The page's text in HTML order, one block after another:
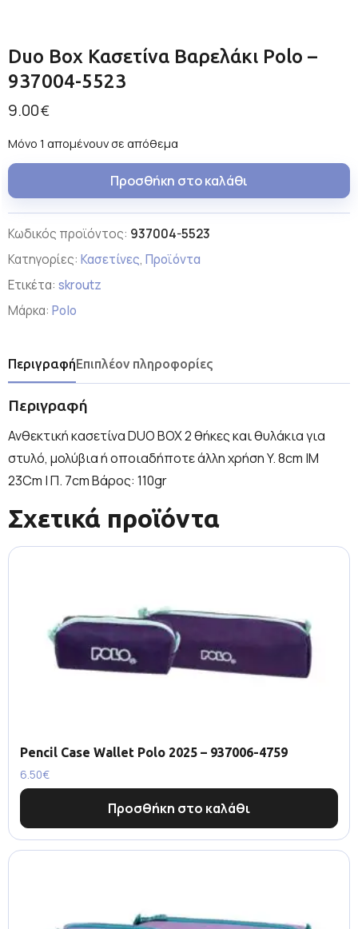
Duo Box Κασετίνα Βαρελάκι Polo –
937004-5523
9.00€
Μόνο 1 απομένουν σε απόθεμα
Προσθήκη στο καλάθι
Κωδικός προϊόντος: 937004-5523
Κατηγορίες: Κασετίνες, Προϊόντα
Ετικέτα: skroutz
Μάρκα: Polo
ΠεριγραφήΕπιπλέον πληροφορίες
Περιγραφή
Ανθεκτική κασετίνα DUO BOX 2 θήκες και θυλάκια για
στυλό, μολύβια ή οποιαδήποτε άλλη χρήση Y. 8cm |Μ
23Cm | Π. 7cm Βάρος: 110gr
Σχετικά προϊόντα
Pencil Case Wallet Polo 2025 – 937006-4759
6.50€
Προσθήκη στο καλάθι